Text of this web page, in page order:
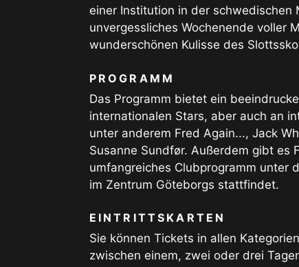
einer Institution in der schwedischen
unvergessliches Wochenende voller
wunderschönen Kulisse des
PROGRAMM
Das Programm bietet ein
internationalen Stars, aber auch an
unter anderem Fred Again..., Jack
Susanne Sundfør. Außerdem gibt es
umfangreiches Clubprogramm unter
im Zentrum Göteborgs stattfindet.
EINTRITTSKARTEN
Sie können Tickets in allen
zwischen einem, zwei oder drei